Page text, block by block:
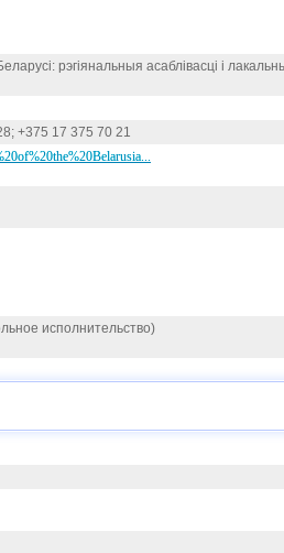
рэгіянальныя асаблівасці і
+375 17 375 70 21
исполнительство)